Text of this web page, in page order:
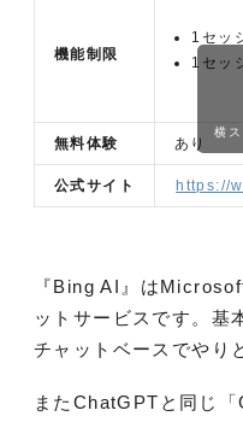
機能制限
1セッ
1セッ
無料体験 あり
公式サイト https://
横
『Bing AI』は
ットサービスです。基
チャットベースでやり
またChatGPTと同じ